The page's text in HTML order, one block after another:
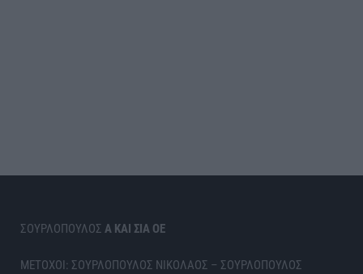
ΣΟΥΡΛΟΠΟΥΛΟΣ Α ΚΑΙ ΣΙΑ ΟΕ
ΜΕΤΟΧΟΙ: ΣΟΥΡΛΟΠΟΥΛΟΣ ΝΙΚΟΛΑΟΣ – ΣΟΥΡΛΟΠΟΥΛΟΣ